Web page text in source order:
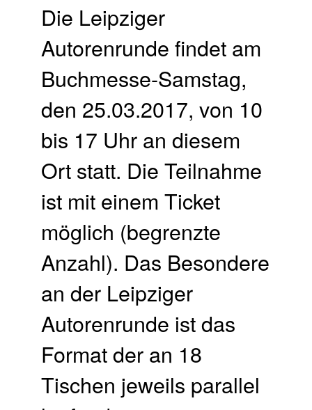
Die Leipziger
Autorenrunde findet am
Buchmesse-Samstag,
den 25.03.2017, von 10
bis 17 Uhr an diesem
Ort statt. Die Teilnahme
ist mit einem Ticket
möglich (begrenzte
Anzahl). Das Besondere
an der Leipziger
Autorenrunde ist das
Format der an 18
Tischen jeweils parallel